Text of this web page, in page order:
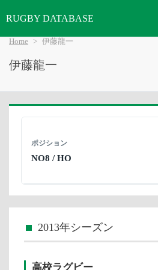
RUGBY DATABASE
Home 伊藤龍一
伊藤龍一
ポジション
NO8 / HO
2013年シーズン
高校ラグビー